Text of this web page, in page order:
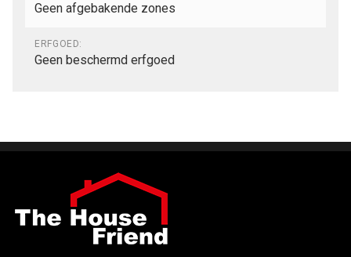
Geen afgebakende zones
ERFGOED:
Geen beschermd erfgoed